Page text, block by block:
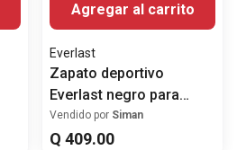
Agregar al carrito
Everlast
Zapato deportivo
Everlast negro para
hombre
Vendido por Siman
Q 409.00